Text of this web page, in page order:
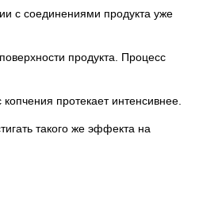
с соединениями продукта уже
продукта. Процесс
протекает интенсивнее.
такого же эффекта на